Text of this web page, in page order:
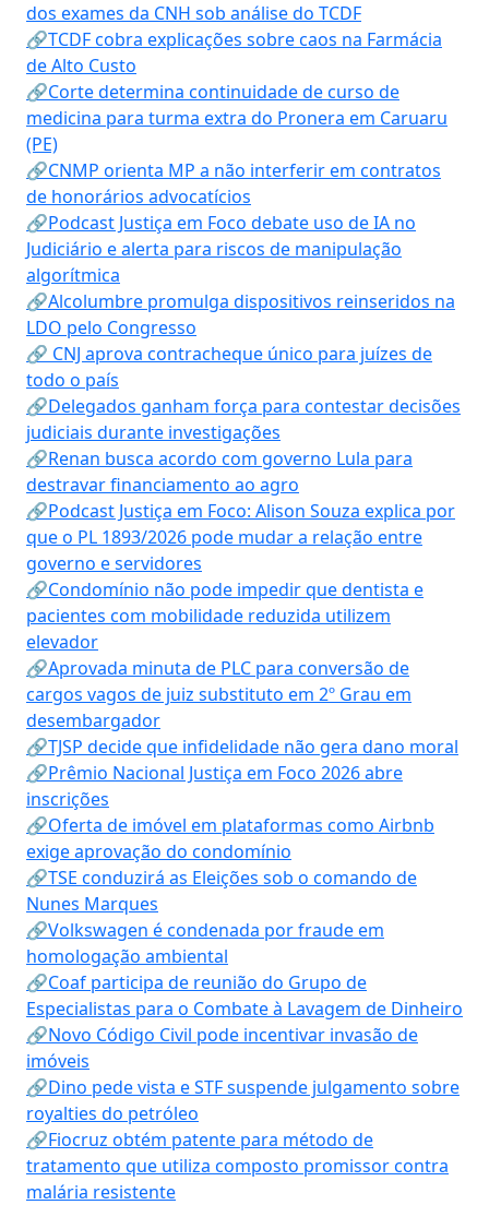
dos exames da CNH sob análise do TCDF
🔗TCDF cobra explicações sobre caos na Farmácia
de Alto Custo
🔗Corte determina continuidade de curso de
medicina para turma extra do Pronera em Caruaru
(PE)
🔗CNMP orienta MP a não interferir em contratos
de honorários advocatícios
🔗Podcast Justiça em Foco debate uso de IA no
Judiciário e alerta para riscos de manipulação
algorítmica
🔗Alcolumbre promulga dispositivos reinseridos na
LDO pelo Congresso
🔗 CNJ aprova contracheque único para juízes de
todo o país
🔗Delegados ganham força para contestar decisões
judiciais durante investigações
🔗Renan busca acordo com governo Lula para
destravar financiamento ao agro
🔗Podcast Justiça em Foco: Alison Souza explica por
que o PL 1893/2026 pode mudar a relação entre
governo e servidores
🔗Condomínio não pode impedir que dentista e
pacientes com mobilidade reduzida utilizem
elevador
🔗Aprovada minuta de PLC para conversão de
cargos vagos de juiz substituto em 2º Grau em
desembargador
🔗TJSP decide que infidelidade não gera dano moral
🔗Prêmio Nacional Justiça em Foco 2026 abre
inscrições
🔗Oferta de imóvel em plataformas como Airbnb
exige aprovação do condomínio
🔗TSE conduzirá as Eleições sob o comando de
Nunes Marques
🔗Volkswagen é condenada por fraude em
homologação ambiental
🔗Coaf participa de reunião do Grupo de
Especialistas para o Combate à Lavagem de Dinheiro
🔗Novo Código Civil pode incentivar invasão de
imóveis
🔗Dino pede vista e STF suspende julgamento sobre
royalties do petróleo
🔗Fiocruz obtém patente para método de
tratamento que utiliza composto promissor contra
malária resistente